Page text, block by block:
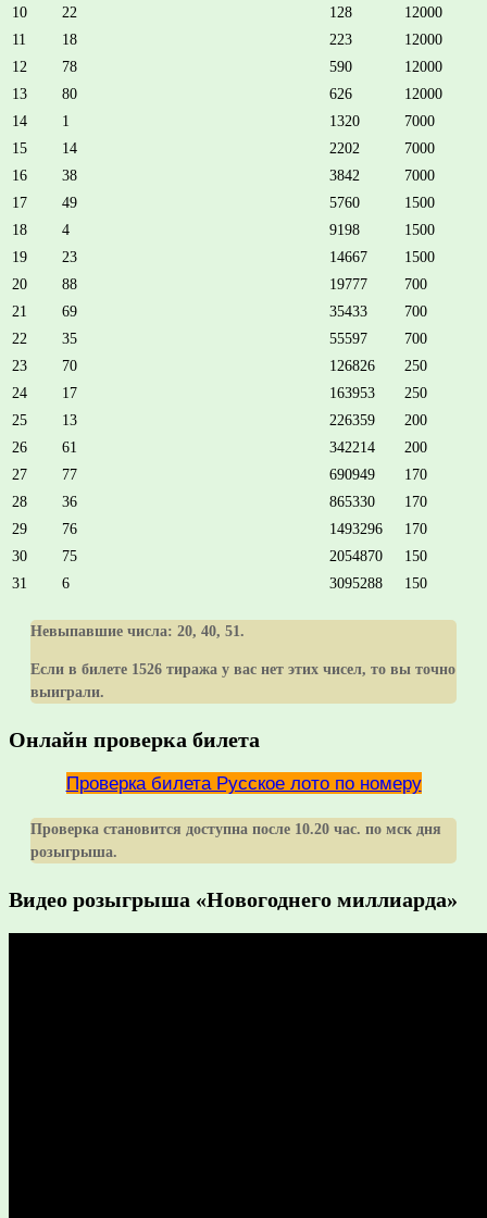
10
22 128
12000
11
18 223
12000
12
78 590
12000
13
80 626
12000
14
1 1320
7000
15
14 2202
7000
16
38 3842
7000
17
49 5760
1500
18
4 9198
1500
19
23 14667
1500
20
88 19777
700
21
69 35433
700
22
35 55597
700
23
70 126826
250
24
17 163953
250
25
13 226359
200
26
61 342214
200
27
77 690949
170
28
36 865330
170
29
76 1493296
170
30
75 2054870
150
31
6 3095288 150
Невыпавшие числа: 20, 40, 51.
Если в билете 1526 тиража у вас нет этих чисел, то вы точно
выиграли.
Онлайн проверка билета
Проверка билета Русское лото по номеру
Проверка становится доступна после 10.20 час. по мск дня
розыгрыша.
Видео розыгрыша «Новогоднего миллиарда»